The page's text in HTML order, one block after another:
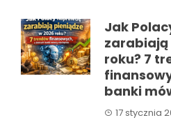
Jak
zarabiają
roku? 7
banki
17 stycznia